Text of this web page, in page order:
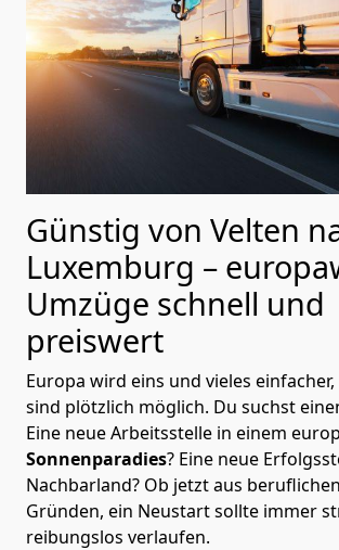
Günstig von Velten
Luxemburg –
Umzüge schnell und
preiswert
Europa wird eins und vieles
sind plötzlich möglich. Du suchst
Eine neue Arbeitsstelle in einem
Sonnenparadies? Eine neue
Nachbarland? Ob jetzt aus
Gründen, ein Neustart sollte immer
reibungslos verlaufen.